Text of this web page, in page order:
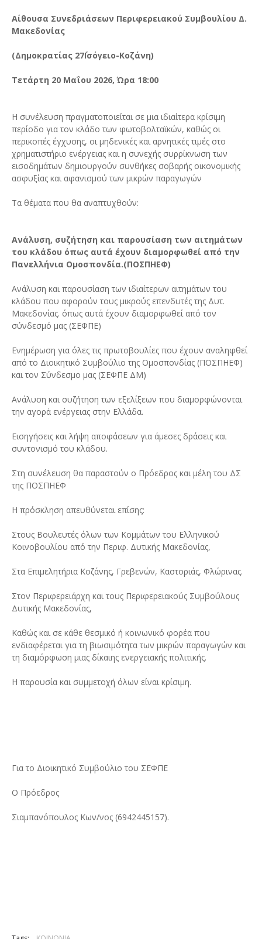
Αίθουσα Συνεδριάσεων Περιφερειακού Συμβουλίου Δ.
Μακεδονίας
(Δημοκρατίας 27΄Ισόγειο-Κοζάνη)
Τετάρτη 20 Μαΐου 2026, Ώρα 18:00
Η συνέλευση πραγματοποιείται σε μια ιδιαίτερα κρίσιμη
περίοδο για τον κλάδο των φωτοβολταϊκών, καθώς οι
περικοπές έγχυσης, οι μηδενικές και αρνητικές τιμές στο
χρηματιστήριο ενέργειας και η συνεχής συρρίκνωση των
εισοδημάτων δημιουργούν συνθήκες σοβαρής οικονομικής
ασφυξίας και αφανισμού των μικρών παραγωγών
Τα θέματα που θα αναπτυχθούν:
Ανάλυση, συζήτηση και παρουσίαση των αιτημάτων
του κλάδου όπως αυτά έχουν διαμορφωθεί από την
Πανελλήνια Ομοσπονδία.(ΠΟΣΠΗΕΦ)
Ανάλυση και παρουσίαση των ιδιαίτερων αιτημάτων του
κλάδου που αφορούν τους μικρούς επενδυτές της Δυτ.
Μακεδονίας. όπως αυτά έχουν διαμορφωθεί από τον
σύνδεσμό μας (ΣΕΦΠΕ)
Ενημέρωση για όλες τις πρωτοβουλίες που έχουν αναληφθεί
από το Διοικητικό Συμβούλιο της Ομοσπονδίας (ΠΟΣΠΗΕΦ)
και τον Σύνδεσμο μας (ΣΕΦΠΕ ΔΜ)
Ανάλυση και συζήτηση των εξελίξεων που διαμορφώνονται
την αγορά ενέργειας στην Ελλάδα.
Εισηγήσεις και λήψη αποφάσεων για άμεσες δράσεις και
συντονισμό του κλάδου.
Στη συνέλευση θα παραστούν ο Πρόεδρος και μέλη του ΔΣ
της ΠΟΣΠΗΕΦ
Η πρόσκληση απευθύνεται επίσης:
Στους Βουλευτές όλων των Κομμάτων του Ελληνικού
Κοινοβουλίου από την Περιφ. Δυτικής Μακεδονίας,
Στα Επιμελητήρια Κοζάνης, Γρεβενών, Καστοριάς, Φλώρινας.
Στον Περιφερειάρχη και τους Περιφερειακούς Συμβούλους
Δυτικής Μακεδονίας,
Καθώς και σε κάθε θεσμικό ή κοινωνικό φορέα που
ενδιαφέρεται για τη βιωσιμότητα των μικρών παραγωγών και
τη διαμόρφωση μιας δίκαιης ενεργειακής πολιτικής.
Η παρουσία και συμμετοχή όλων είναι κρίσιμη.
Για το Διοικητικό Συμβούλιο του ΣΕΦΠΕ
Ο Πρόεδρος
Σιαμπανόπουλος Κων/νος (6942445157).